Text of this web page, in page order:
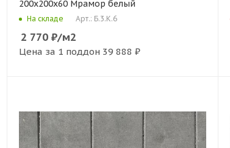
200х200х60 Мрамор белый
На складе Арт.: Б.3.К.6
2 770 ₽/м2
Цена за 1 поддон 39 888 ₽